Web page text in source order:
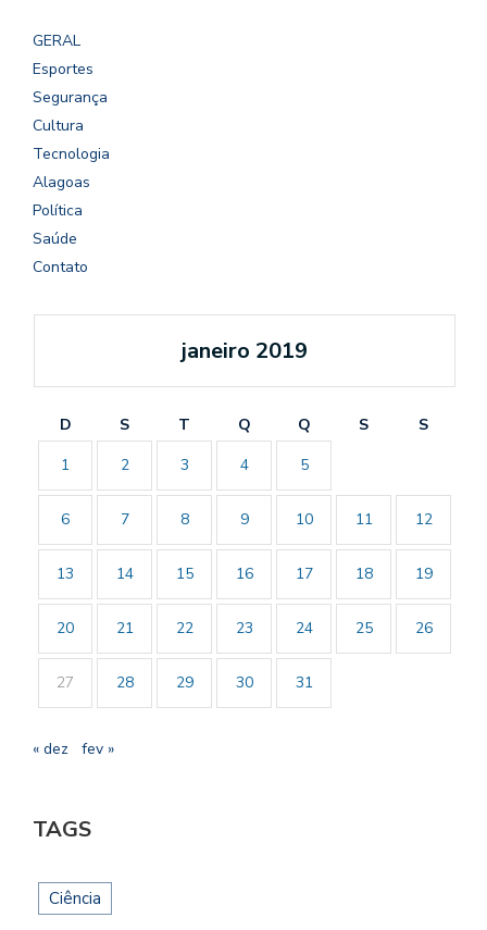
GERAL
Esportes
Segurança
Cultura
Tecnologia
Alagoas
Política
Saúde
Contato
janeiro 2019
D S T Q Q S
S
1
2 3 4 5
6 7 8 9 10 11 12
13 14 15 16 17 18 19
20 21 22 23 24 25 26
27 28 29 30 31
« dez fev »
TAGS
Ciência